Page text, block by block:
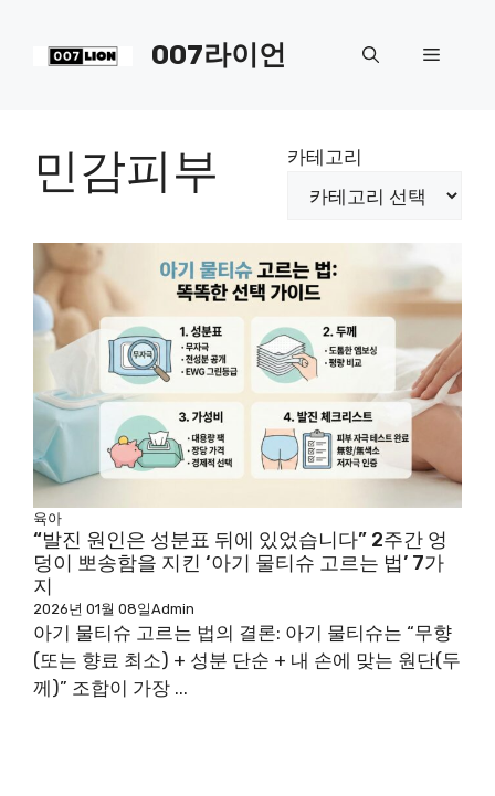
007라이언 메
민감피부 카테고리
육아
“발진 원인은 성분표 뒤에 있었습니다” 2주간 엉
덩이 뽀송함을 지킨 ‘아기 물티슈 고르는 법’ 7가
지
2026년 01월 08일Admin
아기 물티슈 고르는 법의 결론: 아기 물티슈는 “무향
(또는 향료 최소) + 성분 단순 + 내 손에 맞는 원단(두
께)” 조합이 가장 ...